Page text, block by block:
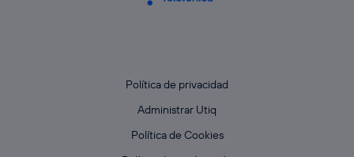
Política de privacidad
Administrar Utiq
Política de Cookies